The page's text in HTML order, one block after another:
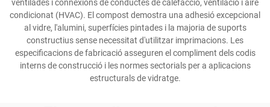
ventilades i connexions de conductes de calefacció, ventilació i aire
condicionat (HVAC). El compost demostra una adhesió excepcional
al vidre, l'alumini, superfícies pintades i la majoria de suports
constructius sense necessitat d'utilitzar imprimacions. Les
especificacions de fabricació asseguren el compliment dels codis
interns de construcció i les normes sectorials per a aplicacions
estructurals de vidratge.